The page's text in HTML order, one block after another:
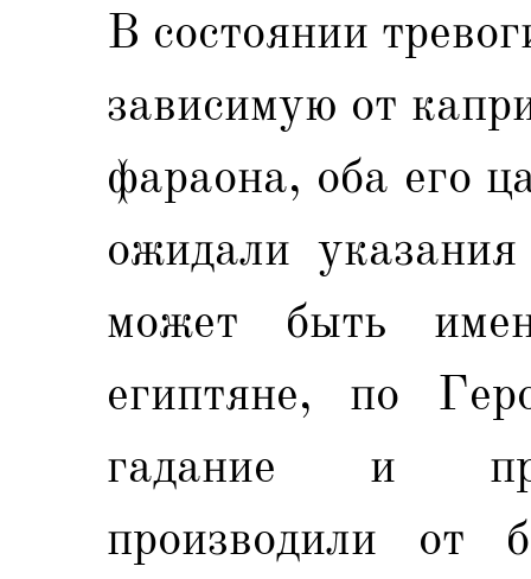
В состоянии
зависимую от
фараона, оба его
ожидали
может быть
египтяне, по
гадание и
производили от